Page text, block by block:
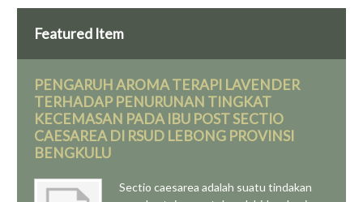
Featured Item
PENGARUH AROMA TERAPI LAVENDER
TERHADAP PENURUNAN TINGKAT
KECEMASAN PADA IBU POST SECTIO
CAESAREA DI RSUD LEBONG PROVINSI
BENGKULU
Sectio caesarea adalah suatu tindakan